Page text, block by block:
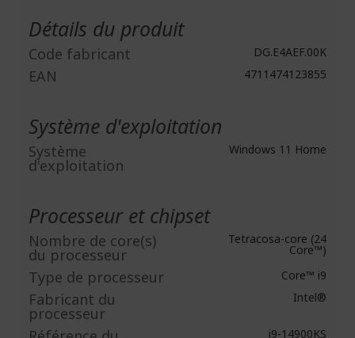
Détails du produit
Code fabricant DG.E4AEF.00K
EAN 4711474123855
Système d'exploitation
Système
d'exploitation
Windows 11 Home
Processeur et chipset
Nombre de core(s)
du processeur
Tetracosa-core (24
Core™)
Type de processeur Core™ i9
Fabricant du
processeur
Intel®
i9-14900KS